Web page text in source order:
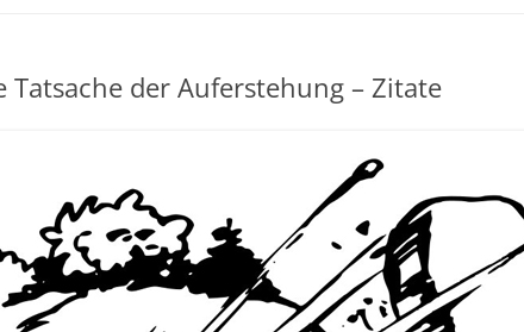
Tatsache der Auferstehung – Zitate